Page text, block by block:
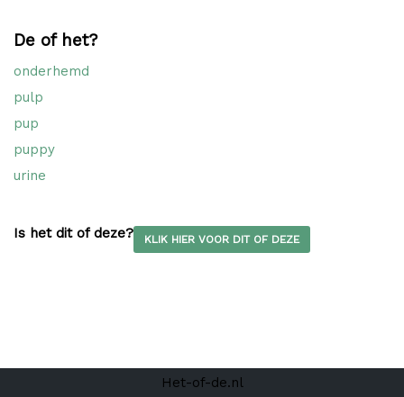
De of het?
onderhemd
pulp
pup
puppy
urine
Is het dit of deze? KLIK HIER VOOR DIT OF DEZE
Het-of-de.nl